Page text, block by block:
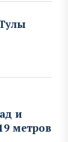
и
метров